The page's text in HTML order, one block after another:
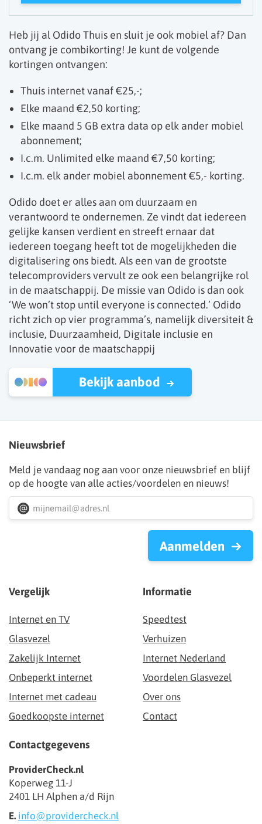
Heb jij al Odido Thuis en sluit je ook mobiel af? Dan
ontvang je combikorting! Je kunt de volgende
kortingen ontvangen:
Thuis internet vanaf €25,-;
Elke maand €2,50 korting;
Elke maand 5 GB extra data op elk ander mobiel
abonnement;
I.c.m. Unlimited elke maand €7,50 korting;
I.c.m. elk ander mobiel abonnement €5,- korting.
Odido doet er alles aan om duurzaam en
verantwoord te ondernemen. Ze vindt dat iedereen
gelijke kansen verdient en streeft ernaar dat
iedereen toegang heeft tot de mogelijkheden die
digitalisering ons biedt. Als een van de grootste
telecomproviders vervult ze ook een belangrijke rol
in de maatschappij. De missie van Odido is dan ook
‘We won’t stop until everyone is connected.’ Odido
richt zich op vier programma’s, namelijk diversiteit &
inclusie, Duurzaamheid, Digitale inclusie en
Innovatie voor de maatschappij
Bekijk aanbod
Nieuwsbrief
Meld je vandaag nog aan voor onze nieuwsbrief en blijf
op de hoogte van alle acties/voordelen en nieuws!
Aanmelden
Contactgegevens
ProviderCheck.nl
Koperweg 11-J
2401 LH Alphen a/d Rijn
E. info@providercheck.nl
Vergelijk
Internet en TV
Glasvezel
Zakelijk Internet
Onbeperkt internet
Internet met cadeau
Goedkoopste internet
Informatie
Speedtest
Verhuizen
Internet Nederland
Voordelen Glasvezel
Over ons
Contact